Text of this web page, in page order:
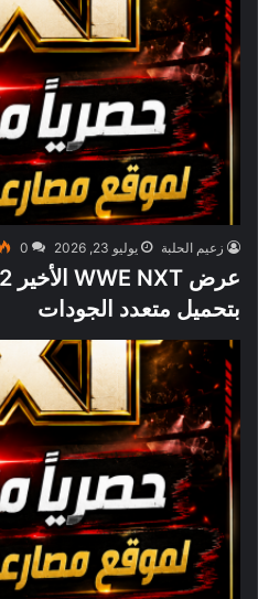
زعيم الحلبة يوليو 23, 2026 0
بتحميل متعدد الجودات